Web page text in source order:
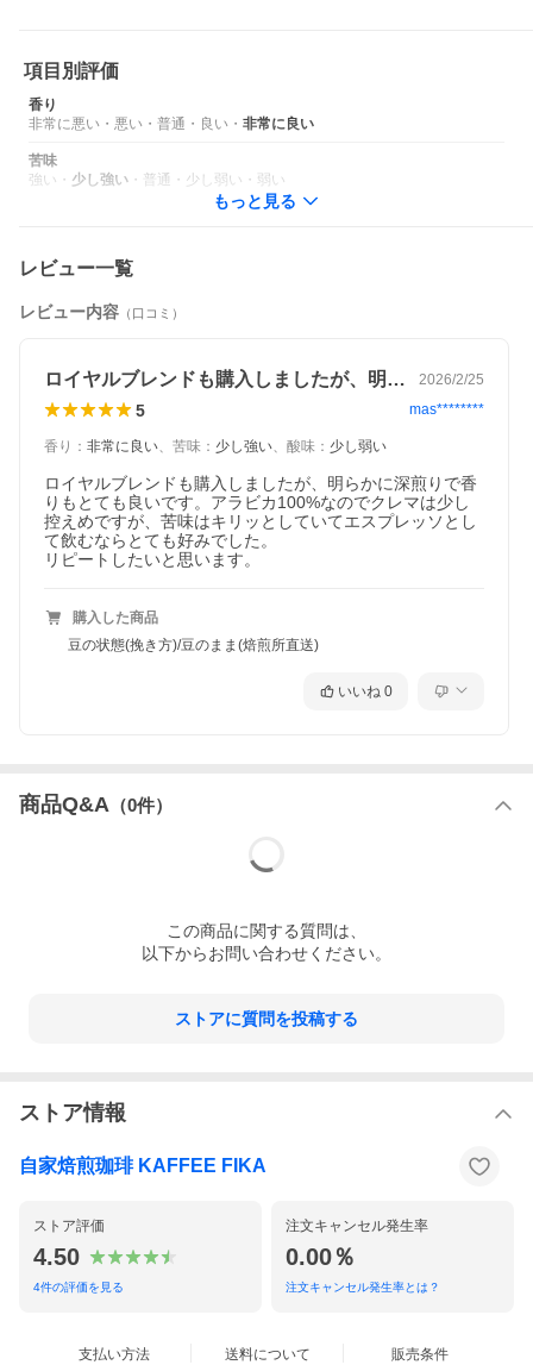
項目別評価
香り
非常に悪い ・ 悪い ・ 普通 ・ 良い ・ 非常に良い
苦味
強い ・ 少し強い ・ 普通 ・ 少し弱い ・ 弱い
もっと見る
レビュー一覧
レビュー内容 （口コミ）
ロイヤルブレンドも購入しましたが、明ら… 2026/2/25
5 mas********
香り ： 非常に良い、 苦味 ： 少し強い、 酸味 ： 少し弱い
ロイヤルブレンドも購入しましたが、明らかに深煎りで香
りもとても良いです。アラビカ100%なのでクレマは少し
控えめですが、苦味はキリッとしていてエスプレッソとし
て飲むならとても好みでした。
リピートしたいと思います。
購入した商品
豆の状態(挽き方)/豆のまま(焙煎所直送)
いいね 0
商品Q&A （0件）
この商品に関する質問は、
以下からお問い合わせください。
ストアに質問を投稿する
ストア情報
自家焙煎珈琲 KAFFEE FIKA
ストア評価
4.50
4件の評価を見る
注文キャンセル発生率
0.00％
注文キャンセル発生率とは？
支払い方法 送料について 販売条件